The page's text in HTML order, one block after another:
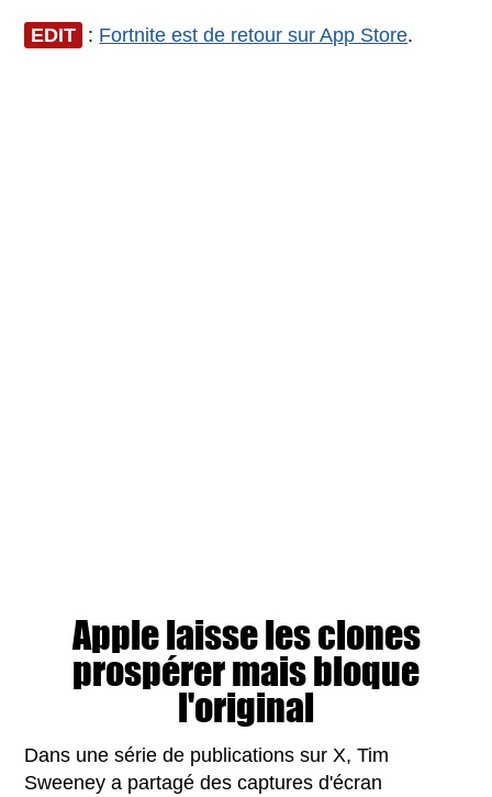
EDIT : Fortnite est de retour sur App Store.
Apple laisse les clones
prospérer mais bloque
l'original
Dans une série de publications sur X, Tim
Sweeney a partagé des captures d'écran